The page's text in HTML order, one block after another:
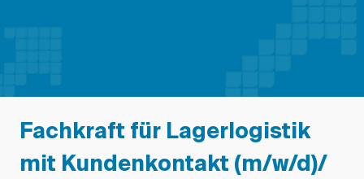
Fachkraft für Lagerlogistik
mit Kundenkontakt (m/w/d)/